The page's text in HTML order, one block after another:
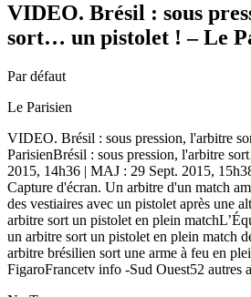
VIDEO. Brésil : sous
sort… un pistolet ! – Le
Par défaut
Le Parisien
VIDEO. Brésil : sous pression, l'arbitre
ParisienBrésil : sous pression, l'arbitre
2015, 14h36 | MAJ : 29 Sept. 2015,
Capture d'écran. Un arbitre d'un match
des vestiaires avec un pistolet après une
arbitre sort un pistolet en plein
un arbitre sort un pistolet en plein match
arbitre brésilien sort une arme à feu en
FigaroFrancetv info -Sud Ouest52 autres